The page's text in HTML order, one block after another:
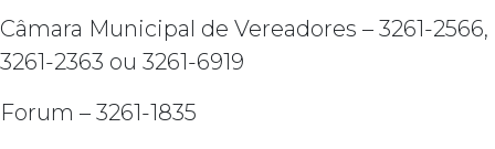
Câmara Municipal de Vereadores – 3261-2566,
3261-2363 ou 3261-6919
Forum – 3261-1835